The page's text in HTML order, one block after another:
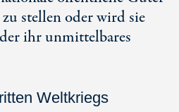
stellen oder wird sie
ihr unmittelbares
Weltkriegs